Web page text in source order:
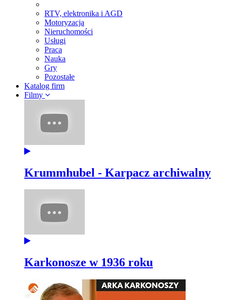
RTV, elektronika i AGD
Motoryzacja
Nieruchomości
Usługi
Praca
Nauka
Gry
Pozostałe
Katalog firm
Filmy
Krummhubel - Karpacz archiwalny
Karkonosze w 1936 roku